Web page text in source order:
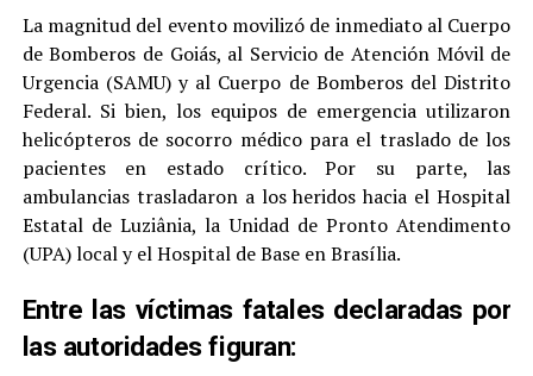
La magnitud del evento movilizó de inmediato al Cuerpo
de Bomberos de Goiás, al Servicio de Atención Móvil de
Urgencia (SAMU) y al Cuerpo de Bomberos del Distrito
Federal. Si bien, los equipos de emergencia utilizaron
helicópteros de socorro médico para el traslado de los
pacientes en estado crítico. Por su parte, las
ambulancias trasladaron a los heridos hacia el Hospital
Estatal de Luziânia, la Unidad de Pronto Atendimento
(UPA) local y el Hospital de Base en Brasília.
Entre las víctimas fatales declaradas por
las autoridades figuran: